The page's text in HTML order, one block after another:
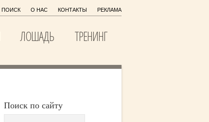
ПОИСК О НАС КОНТАКТЫ РЕКЛАМА
ЛОШАДЬ ТРЕНИНГ
Поиск по сайту